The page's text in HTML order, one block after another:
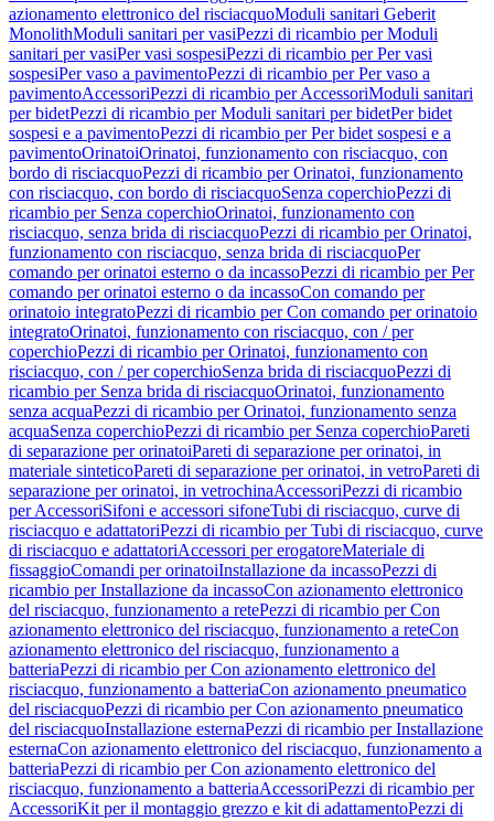
azionamento elettronico del risciacquoModuli sanitari Geberit
MonolithModuli sanitari per vasiPezzi di ricambio per Moduli
sanitari per vasiPer vasi sospesiPezzi di ricambio per Per vasi
sospesiPer vaso a pavimentoPezzi di ricambio per Per vaso a
pavimentoAccessoriPezzi di ricambio per AccessoriModuli sanitari
per bidetPezzi di ricambio per Moduli sanitari per bidetPer bidet
sospesi e a pavimentoPezzi di ricambio per Per bidet sospesi e a
pavimentoOrinatoiOrinatoi, funzionamento con risciacquo, con
bordo di risciacquoPezzi di ricambio per Orinatoi, funzionamento
con risciacquo, con bordo di risciacquoSenza coperchioPezzi di
ricambio per Senza coperchioOrinatoi, funzionamento con
risciacquo, senza brida di risciacquoPezzi di ricambio per Orinatoi,
funzionamento con risciacquo, senza brida di risciacquoPer
comando per orinatoi esterno o da incassoPezzi di ricambio per Per
comando per orinatoi esterno o da incassoCon comando per
orinatoio integratoPezzi di ricambio per Con comando per orinatoio
integratoOrinatoi, funzionamento con risciacquo, con / per
coperchioPezzi di ricambio per Orinatoi, funzionamento con
risciacquo, con / per coperchioSenza brida di risciacquoPezzi di
ricambio per Senza brida di risciacquoOrinatoi, funzionamento
senza acquaPezzi di ricambio per Orinatoi, funzionamento senza
acquaSenza coperchioPezzi di ricambio per Senza coperchioPareti
di separazione per orinatoiPareti di separazione per orinatoi, in
materiale sinteticoPareti di separazione per orinatoi, in vetroPareti di
separazione per orinatoi, in vetrochinaAccessoriPezzi di ricambio
per AccessoriSifoni e accessori sifoneTubi di risciacquo, curve di
risciacquo e adattatoriPezzi di ricambio per Tubi di risciacquo, curve
di risciacquo e adattatoriAccessori per erogatoreMateriale di
fissaggioComandi per orinatoiInstallazione da incassoPezzi di
ricambio per Installazione da incassoCon azionamento elettronico
del risciacquo, funzionamento a retePezzi di ricambio per Con
azionamento elettronico del risciacquo, funzionamento a reteCon
azionamento elettronico del risciacquo, funzionamento a
batteriaPezzi di ricambio per Con azionamento elettronico del
risciacquo, funzionamento a batteriaCon azionamento pneumatico
del risciacquoPezzi di ricambio per Con azionamento pneumatico
del risciacquoInstallazione esternaPezzi di ricambio per Installazione
esternaCon azionamento elettronico del risciacquo, funzionamento a
batteriaPezzi di ricambio per Con azionamento elettronico del
risciacquo, funzionamento a batteriaAccessoriPezzi di ricambio per
AccessoriKit per il montaggio grezzo e kit di adattamentoPezzi di